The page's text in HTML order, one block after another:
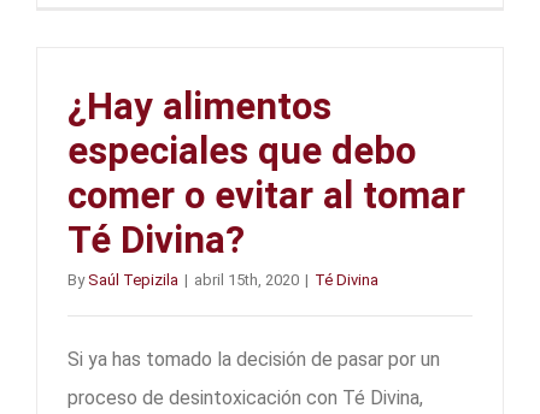
¿Hay alimentos
especiales que debo
comer o evitar al tomar
Té Divina?
BySaúl Tepizila | abril 15th, 2020 | Té Divina
Si ya has tomado la decisión de pasar por un
proceso de desintoxicación con Té Divina,